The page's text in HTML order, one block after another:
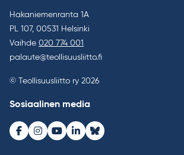
Hakaniemenranta 1A
PL 107, 00531 Helsinki
Vaihde 020 774 001
palaute@teollisuusliitto.fi
© Teollisuusliitto ry 2026
Sosiaalinen media
Facebook
Instagram
Youtube
LinkedInBluesky